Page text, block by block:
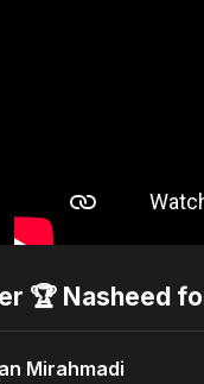
🏆 Nasheed
Mirahmadi